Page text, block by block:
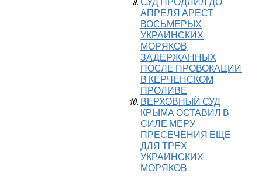
АПРЕЛЯ АРЕСТ
ВОСЬМЕРЫХ
УКРАИНСКИХ
МОРЯКОВ,
ЗАДЕРЖАННЫХ
ПОСЛЕ ПРОВОКАЦИИ
В КЕРЧЕНСКОМ
ПРОЛИВЕ
ВЕРХОВНЫЙ СУД
КРЫМА ОСТАВИЛ В
СИЛЕ МЕРУ
ПРЕСЕЧЕНИЯ ЕЩЕ
ДЛЯ ТРЕХ
УКРАИНСКИХ
МОРЯКОВ